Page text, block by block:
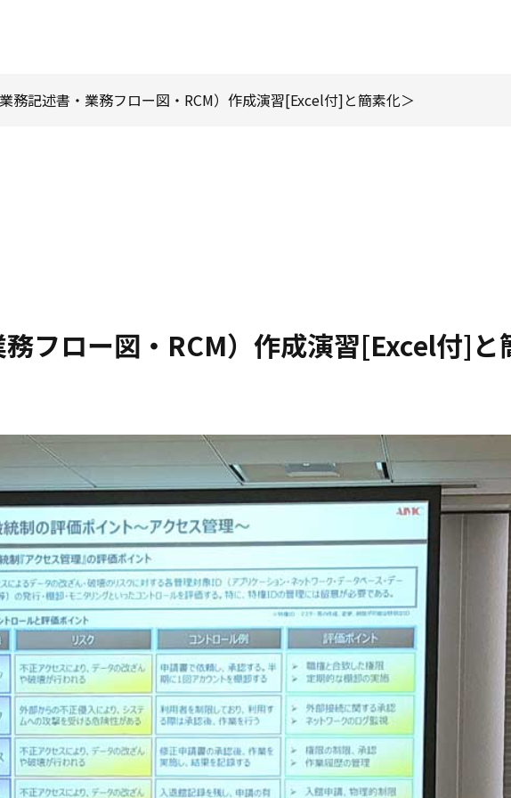
務記述書・業務フロー図・RCM）作成演習[Excel付]と簡素化
フロー図・RCM）作成演習[Excel付]と